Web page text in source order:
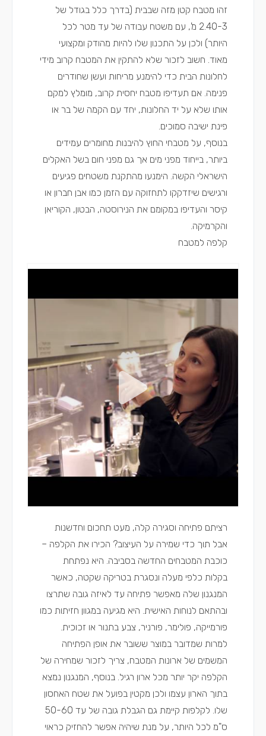
זהו מטבח קטן מזה שבבית (בדרך כלל בגודל של
2.40-3 מ', עם משטח עבודה של עד מטר לכל
היותר) ולכן על התכנון שלו להיות מהודק ומקצועי
מאוד. חשוב לזכור שלא להתקין את המטבח קרוב מידי
לחלונות הבית כדי להימנע מריחות ועשן שחודרים
פנימה. אם תעדיפו מטבח יחסית קרוב, מומלץ למקם
אותו שלא על יד החלונות, יחד עם הקמה של בר או
פינת ישיבה סמוכים.
בנוסף, על מטבחי החוץ להיבנות מחומרים עמידים
ביותר, בייחוד מפני מים אך גם מפני חום בשל האקלים
הישראלי הקשה. הימנעו מהתקנת משטחים פגיעים
ורגישים שיזדקקו לתחזוקה עם הזמן כמו אבן חברון או
קיסר והעדיפו במקומם את הנירוסטה, הבטון, הקוריאן
והקרמיקה.
קלפה למטבח
רציתם פתיחה וסגירה קלה, מעט תחכום וחדשנות
אבל תוך כדי שמירה על העיצוב? הכירו את הקלפה –
כוכבת המטבחים החדשה בסביבה. היא נפתחת
בקלות כלפי מעלה ונסגרת בטריקה שקטה, כאשר
המנגנון שלה מאפשר פתיחה עד לאיזה גובה שתרצו
ובהתאם לנוחות האישית. היא מגיעה במגוון חזיתות כמו
פורמייקה, פולימר, פורניר, צבע בתנור או זכוכית.
למרות שמדובר במוצר ששובר את אופן הפתיחה
המשמים של ארונות המטבח, צריך לזכור שמחירה של
הקלפה יקר יותר מכל ארון רגיל. בנוסף, המנגנון נמצא
בתוך הארון עצמו ולכן מקטין בפועל את שטח האחסון
שלו. לקלפות קיימת גם הגבלת גובה של עד 50-60
ס"מ לכל היותר, על מנת שיהיה אפשר להחזיק כראוי